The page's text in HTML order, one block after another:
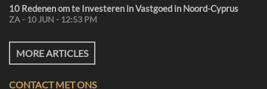
10 Redenen om te Investeren in Vastgoed in Noord-Cyprus
ZA - 10 JUN - 12:53 PM
MORE ARTICLES
CONTACT MET ONS